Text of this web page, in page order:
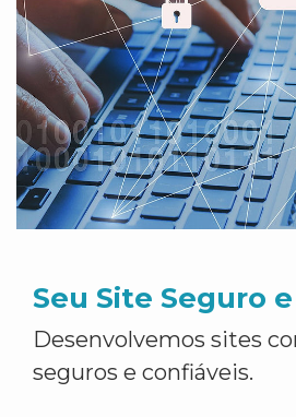
Seu Site Seguro
Desenvolvemos sites
seguros e confiáveis.